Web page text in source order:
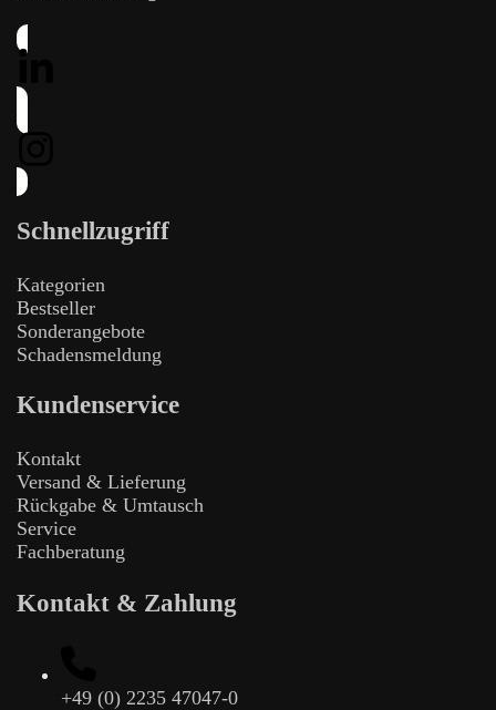
Schnellzugriff
Kategorien
Bestseller
Sonderangebote
Schadensmeldung
Kundenservice
Kontakt
Versand & Lieferung
Rückgabe & Umtausch
Service
Fachberatung
Kontakt & Zahlung
+49 (0) 2235 47047-0